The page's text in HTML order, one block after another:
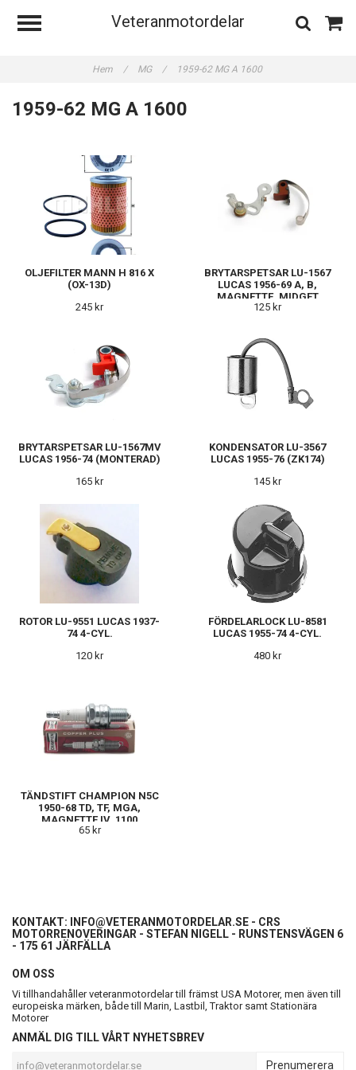
Veteranmotordelar
Hem / MG / 1959-62 MG A 1600
1959-62 MG A 1600
OLJEFILTER MANN H 816 X
(OX-13D)
245 kr
BRYTARSPETSAR LU-1567
LUCAS 1956-69 A, B,
MAGNETTE, MIDGET
125 kr
BRYTARSPETSAR LU-1567MV
LUCAS 1956-74 (MONTERAD)
165 kr
KONDENSATOR LU-3567
LUCAS 1955-76 (ZK174)
145 kr
ROTOR LU-9551 LUCAS 1937-
74 4-CYL.
120 kr
FÖRDELARLOCK LU-8581
LUCAS 1955-74 4-CYL.
480 kr
TÄNDSTIFT CHAMPION N5C
1950-68 TD, TF, MGA,
MAGNETTE IV, 1100
65 kr
KONTAKT: INFO@VETERANMOTORDELAR.SE - CRS
MOTORRENOVERINGAR - STEFAN NIGELL - RUNSTENSVÄGEN 6
- 175 61 JÄRFÄLLA
OM OSS
Vi tillhandahåller veteranmotordelar till främst USA Motorer, men även till
europeiska märken, både till Marin, Lastbil, Traktor samt Stationära
Motorer
ANMÄL DIG TILL VÅRT NYHETSBREV
Prenumerera